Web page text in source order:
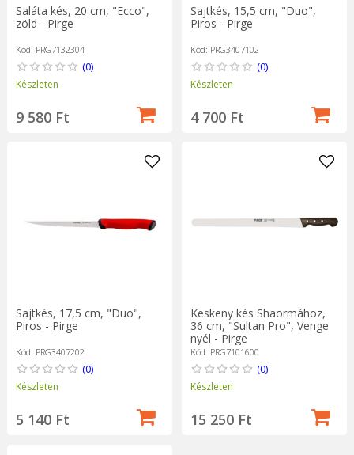
Saláta kés, 20 cm, "Ecco",
zöld - Pirge
Kód: PRG7132304
(0)
Készleten
9 580 Ft
Sajtkés, 15,5 cm, "Duo",
Piros - Pirge
Kód: PRG3407102
(0)
Készleten
4 700 Ft
Sajtkés, 17,5 cm, "Duo",
Piros - Pirge
Kód: PRG3407202
(0)
Készleten
5 140 Ft
Keskeny kés Shaormához,
36 cm, "Sultan Pro", Venge
nyél - Pirge
Kód: PRG7101600
(0)
Készleten
15 250 Ft